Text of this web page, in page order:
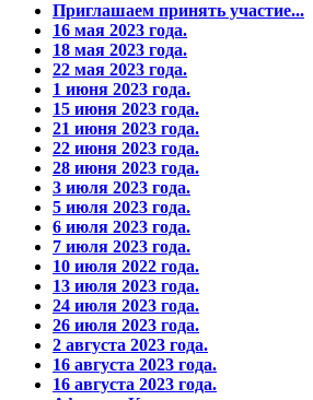
Приглашаем принять участие...
16 мая 2023 года.
18 мая 2023 года.
22 мая 2023 года.
1 июня 2023 года.
15 июня 2023 года.
21 июня 2023 года.
22 июня 2023 года.
28 июня 2023 года.
3 июля 2023 года.
5 июля 2023 года.
6 июля 2023 года.
7 июля 2023 года.
10 июля 2022 года.
13 июля 2023 года.
24 июля 2023 года.
26 июля 2023 года.
2 августа 2023 года.
16 августа 2023 года.
16 августа 2023 года.